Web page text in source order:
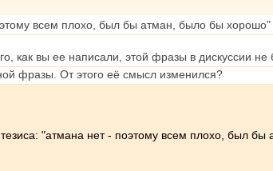
всем плохо, был бы атман, было бы хорошо"
как вы ее написали, этой фразы в дискуссии не
фразы. От этого её смысл изменился?
тезиса: "атмана нет - поэтому всем плохо, был